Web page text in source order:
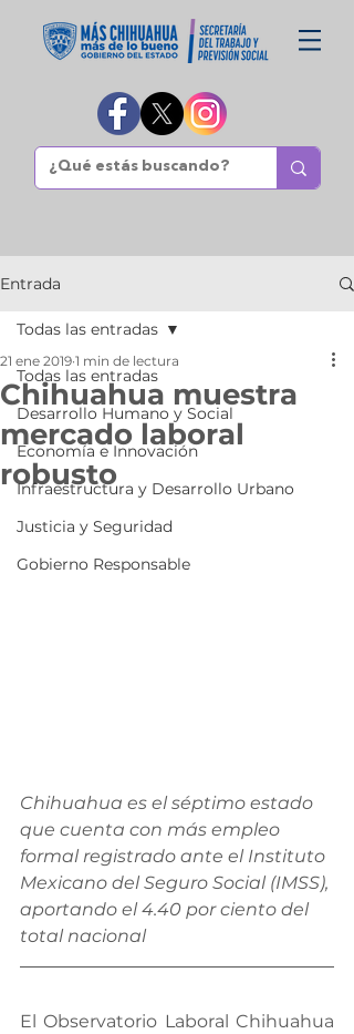
Entrada
Todas las entradas
Desarrollo Humano y Social
Economía e Innovación
Infraestructura y Desarrollo Urbano
Justicia y Seguridad
Gobierno Responsable
Todas las entradas
Chihuahua muestra
mercado laboral
robusto
21 ene 2019 1 min de lectura
Chihuahua es el séptimo estado
que cuenta con más empleo
formal registrado ante el Instituto
Mexicano del Seguro Social (IMSS),
aportando el 4.40 por ciento del
total nacional
El Observatorio Laboral Chihuahua